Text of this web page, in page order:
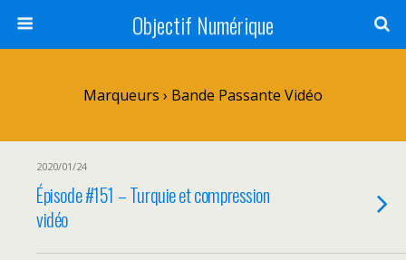
Objectif Numérique
Marqueurs › Bande Passante Vidéo
2020/01/24
Épisode #151 – Turquie et compression
vidéo